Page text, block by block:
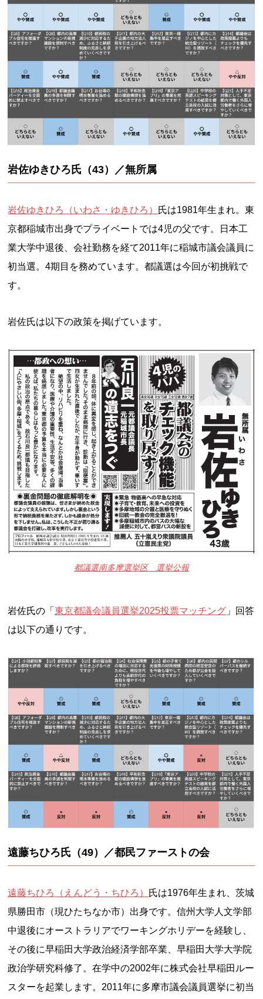
岩佐ゆきひろ氏（43） ／無所属
岩佐ゆきひろ（いわさ・ゆきひろ） 氏は1981年生まれ。東
京都稲城市出身でプライベートでは4児の父です。日本工
業大学中退後、会社勤務を経て2011年に稲城市議会議員に
初当選。4期目を務めています。都議選は今回が初挑戦で
す。
岩佐氏は以下の政策を掲げています。
都議選南多摩選挙区 選挙公報
岩佐氏の「東京都議会議員選挙2025投票マッチング 」回答
は以下の通りです。
遠藤ちひろ氏（49）／都民ファーストの会
遠藤ちひろ（えんどう・ちひろ） 氏は1976年生まれ、茨城
県勝田市（現ひたちなか市）出身です。信州大学人文学部
中退後にオーストラリアでワーキングホリデーを経験し、
その後に早稲田大学政治経済学部卒業、早稲田大学大学院
政治学研究科修了。在学中の2002年に株式会社早稲田ルー
スターを起業します。2011年に多摩市議会議員選挙に初当